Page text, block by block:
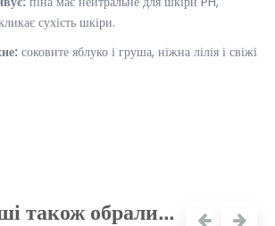
сухість шкіри.
соковите яблуко і груша, ніжна лілія і свіжі
також обрали...